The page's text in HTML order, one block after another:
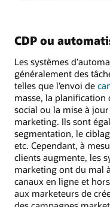
CDP ou
Les systèmes
généralement des
telles que l’envoi de
masse, la
social ou la mise à
marketing. Ils sont
segmentation, le
etc. Cependant, à
clients augmente, les
marketing ont du mal
canaux en ligne et
aux marketeurs de